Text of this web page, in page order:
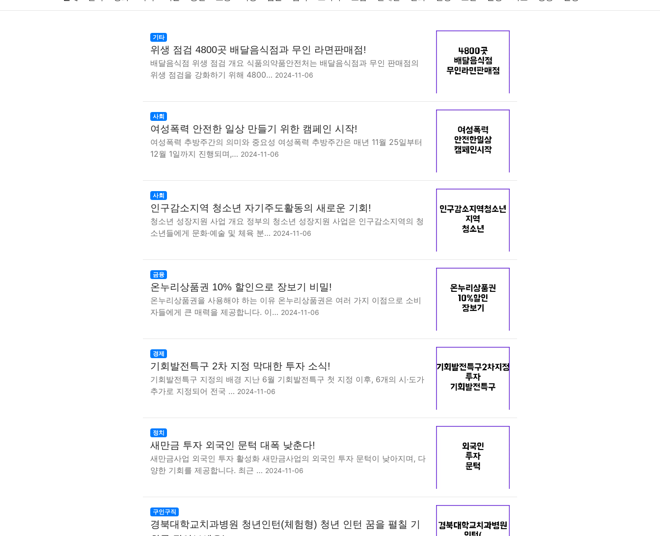
여행 맛집 IT 컴퓨터 기술 종교 사회 정치 건강 마케팅 부동산
기타
위생 점검 4800곳 배달음식점과 무인 라면판매점!
배달음식점 위생 점검 개요 식품의약품안전처는 배달음식점과 무인 판매점의
위생 점검을 강화하기 위해 4800… 2024-11-06
사회
여성폭력 안전한 일상 만들기 위한 캠페인 시작!
여성폭력 추방주간의 의미와 중요성 여성폭력 추방주간은 매년 11월 25일부터
12월 1일까지 진행되며,… 2024-11-06
사회
인구감소지역 청소년 자기주도활동의 새로운 기회!
청소년 성장지원 사업 개요 정부의 청소년 성장지원 사업은 인구감소지역의 청
소년들에게 문화·예술 및 체육 분… 2024-11-06
금융
온누리상품권 10% 할인으로 장보기 비밀!
온누리상품권을 사용해야 하는 이유 온누리상품권은 여러 가지 이점으로 소비
자들에게 큰 매력을 제공합니다. 이… 2024-11-06
경제
기회발전특구 2차 지정 막대한 투자 소식!
기회발전특구 지정의 배경 지난 6월 기회발전특구 첫 지정 이후, 6개의 시·도가
추가로 지정되어 전국 … 2024-11-06
정치
새만금 투자 외국인 문턱 대폭 낮춘다!
새만금사업 외국인 투자 활성화 새만금사업의 외국인 투자 문턱이 낮아지며, 다
양한 기회를 제공합니다. 최근 … 2024-11-06
구인구직
경북대학교치과병원 청년인턴(체험형) 청년 인턴 꿈을 펼칠 기